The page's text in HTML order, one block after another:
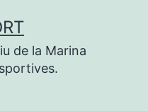
de la Marina